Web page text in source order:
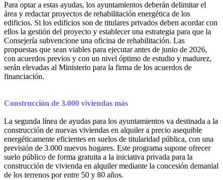
Para optar a estas ayudas, los ayuntamientos deberán delimitar el
área y redactar proyectos de rehabilitación energética de los
edificios. Si los edificios son de titulares privados deben acordar con
ellos la gestión del proyecto y establecer una estrategia para que la
Consejería subvencione una oficina de rehabilitación. Las
propuestas que sean viables para ejecutar antes de junio de 2026,
con acuerdos previos y con un nivel óptimo de estudio y madurez,
serán elevadas al Ministerio para la firma de los acuerdos de
financiación.
Construcción de 3.000 viviendas más
La segunda línea de ayudas para los ayuntamientos va destinada a la
construcción de nuevas viviendas en alquiler a precio asequible
energéticamente eficientes en suelos de titularidad pública, con una
previsión de 3.000 nuevos hogares. Este programa supone ofrecer
suelo público de forma gratuita a la iniciativa privada para la
construcción de vivienda en alquiler mediante la concesión demanial
de los terrenos por entre 50 y 80 años.